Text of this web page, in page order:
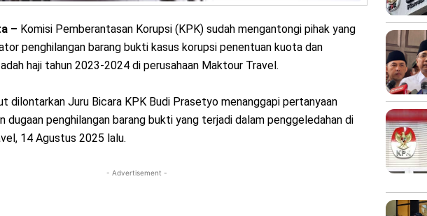
– Komisi Pemberantasan Korupsi (KPK) sudah mengantongi pihak yang
penghilangan barang bukti kasus korupsi penentuan kuota dan
haji tahun 2023-2024 di perusahaan Maktour Travel.
dilontarkan Juru Bicara KPK Budi Prasetyo menanggapi pertanyaan
dugaan penghilangan barang bukti yang terjadi dalam penggeledahan di
14 Agustus 2025 lalu.
- Advertisement -